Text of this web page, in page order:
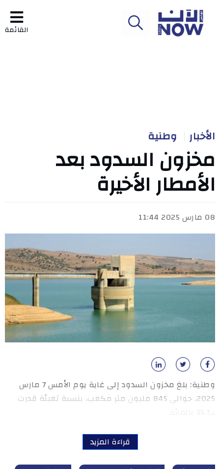
القائمة
الأخبار وطنية
مخزون السدود بعد
الأمطار الأخيرة
08 مارس 2025 11:44
وطنية: بلغ مخزون السدود إلى غاية يوم الأمس 7 مارس
2025، حوالي 845 مليون متر مكعب، بنسبة تعبئة قدرت
قراءة المزيد